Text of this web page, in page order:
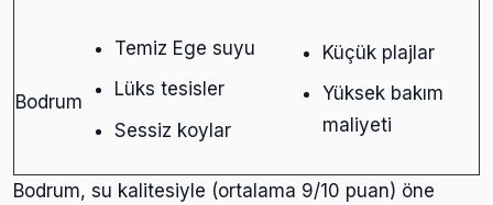
Bodrum
Temiz Ege suyu
Lüks tesisler
Sessiz koylar
Küçük plajlar
Yüksek bakım
maliyeti
Bodrum, su kalitesiyle (ortalama 9/10 puan) öne